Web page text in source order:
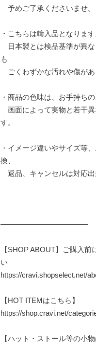
予めご了承くださいませ。
・こちらは輸入品となります
日本製とは検品基準が異
も
ごくわずかな汚れや傷があ
・商品の色味は、お手持ち
画面によって実物と若干異
す。
・イメージ違いやサイズ等
換、
返品、キャンセルは対応出
————————————
【SHOP ABOUT】ご購入前
い
https://cravi.shopselect.net/
【HOT ITEMはこちら】
https://shop.cravi.net/
【ハット・ストール等の小物